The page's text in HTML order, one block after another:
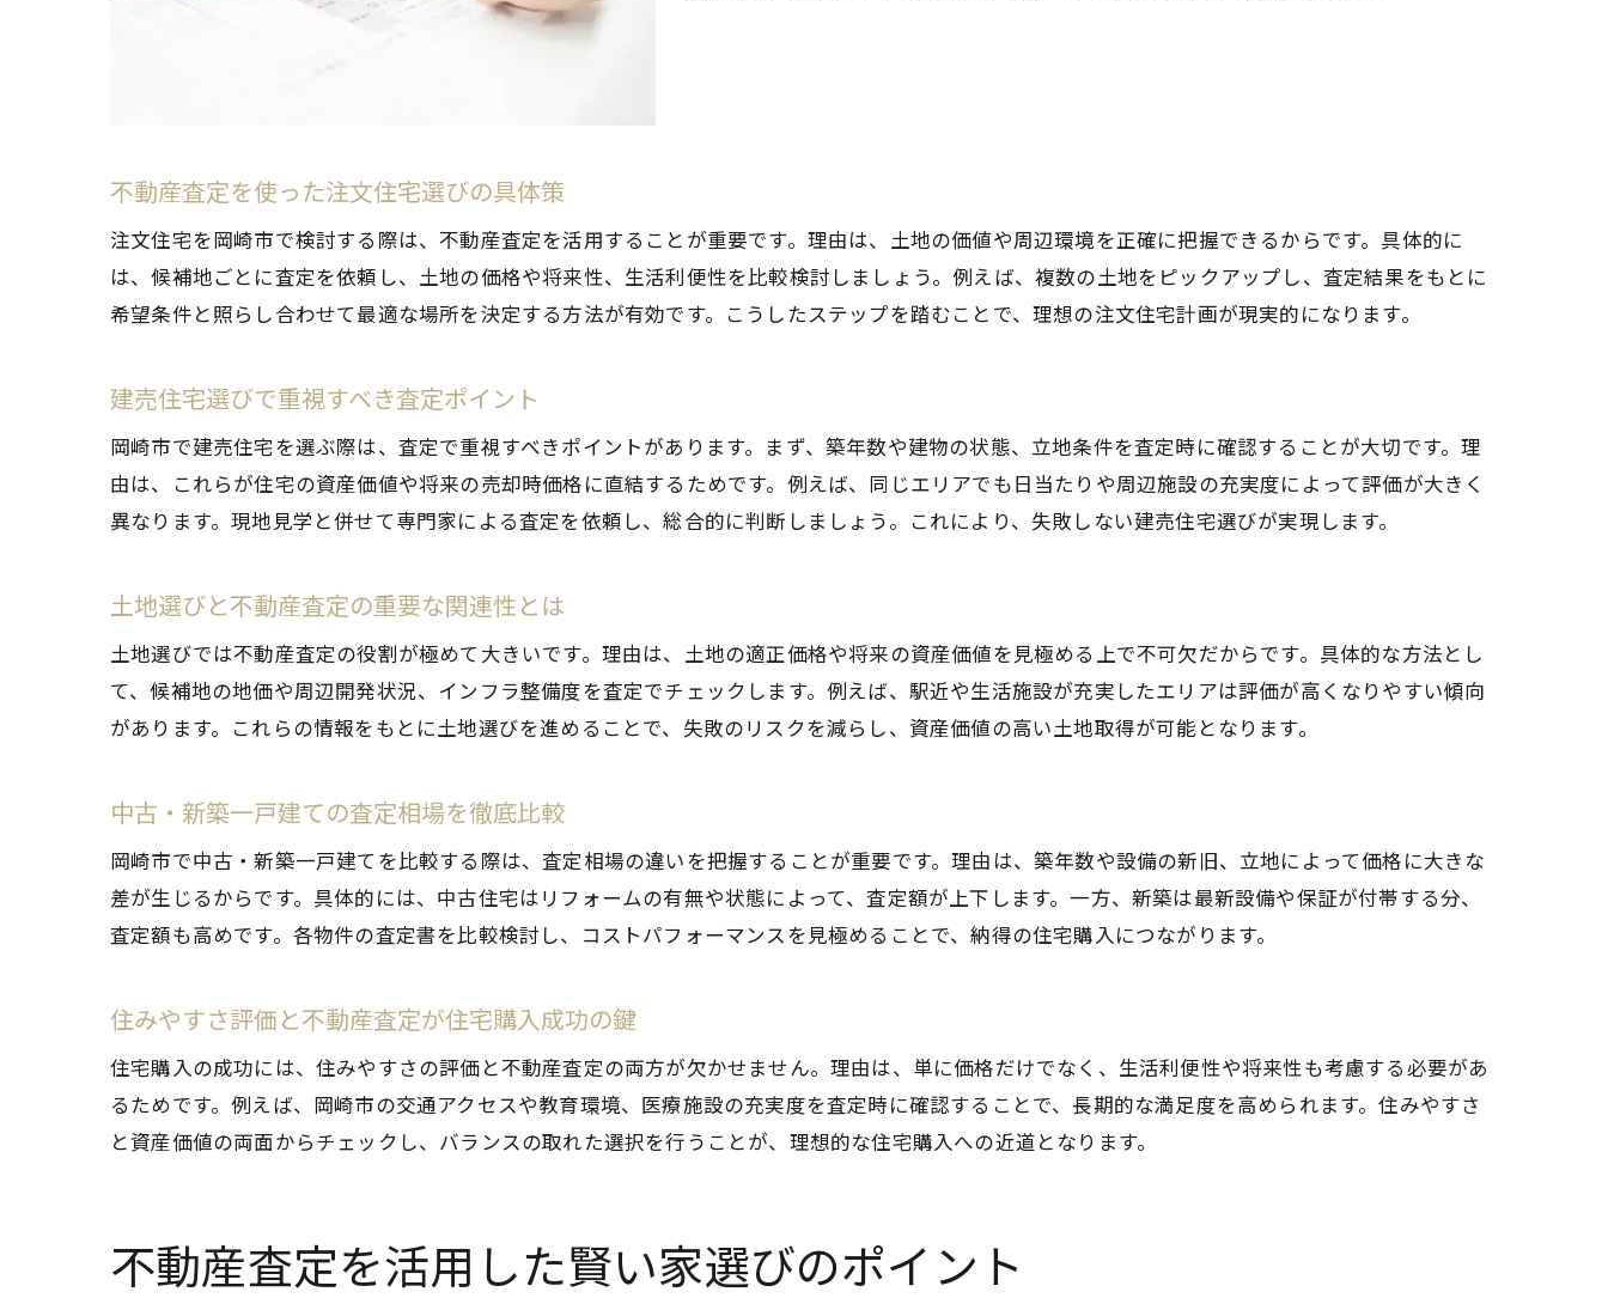
家づくりで失敗しないための査定活用術
愛知県岡崎市の住みやすさと不動産査定の関係性
住みやすさが評価される岡崎市の不動産査定
利便性の高い住宅地と不動産査定の特徴
人気エリアの住みやすさと査定傾向を押さえる
生活利便性が高い家を選ぶ査定のポイント
新築一戸建ての査定基準と資産価値の考え方
建売住宅の査定比較で見落としがちな点
不動産査定を活かした物件選びのステップ
補助金や費用相場を押さえた住宅購入術
補助金を活用した不動産査定のコツはここ
費用相場と査定で無理なく家を購入する方法
新築住宅の補助金と査定額の関係性
土地購入費用と査定額のバランスを考える
資金計画に役立つ査定活用術
岡崎市で後悔しない不動産査定の進め方
信頼できる不動産査定業者の選び方
不動産査定を使った注文住宅選びの具体策
注文住宅を岡崎市で検討する際は、不動産査定を活用することが重要です。理由は、土地の価値や周辺環境を正確に把握できるからです。具体的に
は、候補地ごとに査定を依頼し、土地の価格や将来性、生活利便性を比較検討しましょう。例えば、複数の土地をピックアップし、査定結果をもとに
希望条件と照らし合わせて最適な場所を決定する方法が有効です。こうしたステップを踏むことで、理想の注文住宅計画が現実的になります。
建売住宅選びで重視すべき査定ポイント
岡崎市で建売住宅を選ぶ際は、査定で重視すべきポイントがあります。まず、築年数や建物の状態、立地条件を査定時に確認することが大切です。理
由は、これらが住宅の資産価値や将来の売却時価格に直結するためです。例えば、同じエリアでも日当たりや周辺施設の充実度によって評価が大きく
異なります。現地見学と併せて専門家による査定を依頼し、総合的に判断しましょう。これにより、失敗しない建売住宅選びが実現します。
土地選びと不動産査定の重要な関連性とは
土地選びでは不動産査定の役割が極めて大きいです。理由は、土地の適正価格や将来の資産価値を見極める上で不可欠だからです。具体的な方法とし
て、候補地の地価や周辺開発状況、インフラ整備度を査定でチェックします。例えば、駅近や生活施設が充実したエリアは評価が高くなりやすい傾向
があります。これらの情報をもとに土地選びを進めることで、失敗のリスクを減らし、資産価値の高い土地取得が可能となります。
中古・新築一戸建ての査定相場を徹底比較
岡崎市で中古・新築一戸建てを比較する際は、査定相場の違いを把握することが重要です。理由は、築年数や設備の新旧、立地によって価格に大きな
差が生じるからです。具体的には、中古住宅はリフォームの有無や状態によって、査定額が上下します。一方、新築は最新設備や保証が付帯する分、
査定額も高めです。各物件の査定書を比較検討し、コストパフォーマンスを見極めることで、納得の住宅購入につながります。
住みやすさ評価と不動産査定が住宅購入成功の鍵
住宅購入の成功には、住みやすさの評価と不動産査定の両方が欠かせません。理由は、単に価格だけでなく、生活利便性や将来性も考慮する必要があ
るためです。例えば、岡崎市の交通アクセスや教育環境、医療施設の充実度を査定時に確認することで、長期的な満足度を高められます。住みやすさ
と資産価値の両面からチェックし、バランスの取れた選択を行うことが、理想的な住宅購入への近道となります。
不動産査定を活用した賢い家選びのポイント